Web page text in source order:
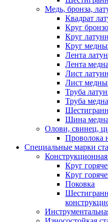
Медь, бронза,
Квадрат
Круг
Круг
Круг
Лента
Лента
Лист
Лист
Труба
Труба
Шина
Олови, свинец,
Проволока
Специальные марки
Конструкционная
Круг
Круг
Поковка